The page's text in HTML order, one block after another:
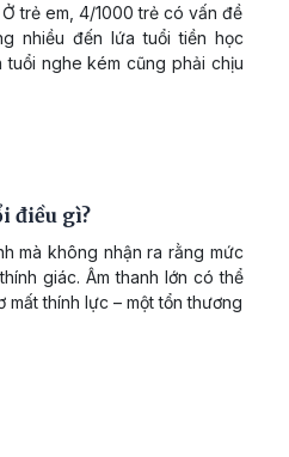
trẻ em, 4/1000 trẻ có vấn đề
nhiều đến lứa tuổi tiền học
nghe kém cũng phải chịu
điều gì?
mà không nhận ra rằng mức
giác. Âm thanh lớn có thể
thính lực – một tổn thương